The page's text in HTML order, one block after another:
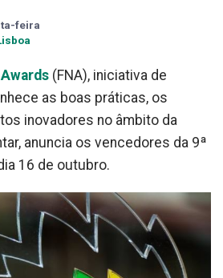
feira
(FNA), iniciativa de
as boas práticas, os
inovadores no âmbito da
anuncia os vencedores da 9ª
16 de outubro.